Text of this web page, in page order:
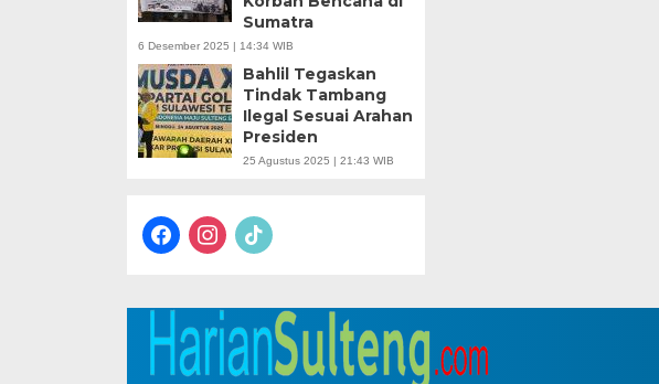
Sumatra
6 Desember 2025 | 14:34 WIB
Bahlil Tegaskan
Tindak Tambang
Ilegal Sesuai Arahan
Presiden
25 Agustus 2025 | 21:43 WIB
facebookinstagram
tiktok